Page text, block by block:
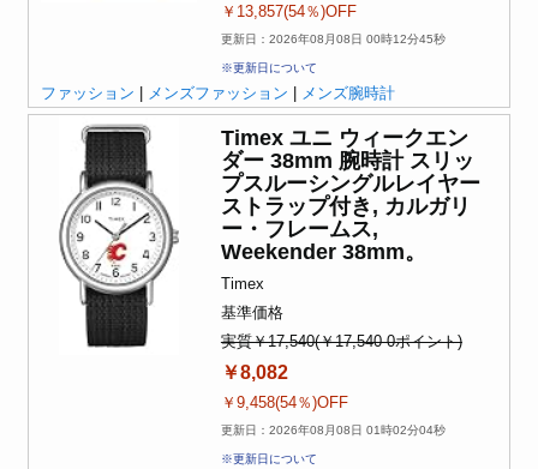
￥13,857(54％)OFF
更新日：2026年08月08日 00時12分45秒
※更新日について
ファッション メンズファッション メンズ腕時計
Timex ユニ ウィークエン
ダー 38mm 腕時計 スリッ
プスルーシングルレイヤー
ストラップ付き, カルガリ
ー・フレームス,
Weekender 38mm。
Timex
基準価格
実質￥17,540(￥17,540-0ポイント)
￥8,082
￥9,458(54％)OFF
更新日：2026年08月08日 01時02分04秒
※更新日について